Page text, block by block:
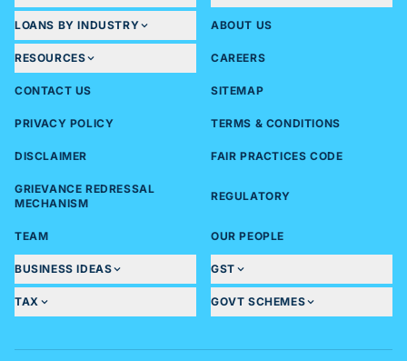
LOANS BY INDUSTRY ABOUT US
RESOURCES CAREERS
CONTACT US SITEMAP
PRIVACY POLICY TERMS & CONDITIONS
DISCLAIMER FAIR PRACTICES CODE
GRIEVANCE REDRESSAL
MECHANISM
REGULATORY
TEAM OUR PEOPLE
BUSINESS IDEAS GST
TAX GOVT SCHEMES